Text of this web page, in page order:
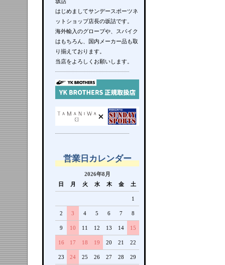
はじめましてサンデースポーツネ
ットショップ店長の坂詰です。
海外輸入のグローブや、スパイク
はもちろん、国内メーカー品も取
り揃えております。
当店をよろしくお願いします。
営業日カレンダー
2026年8月
日
月 火 水 木 金 土
1
2 3 4 5 6 7 8
9 10 11 12 13 14 15
16 17 18 19 20 21 22
23 24 25 26 27 28 29